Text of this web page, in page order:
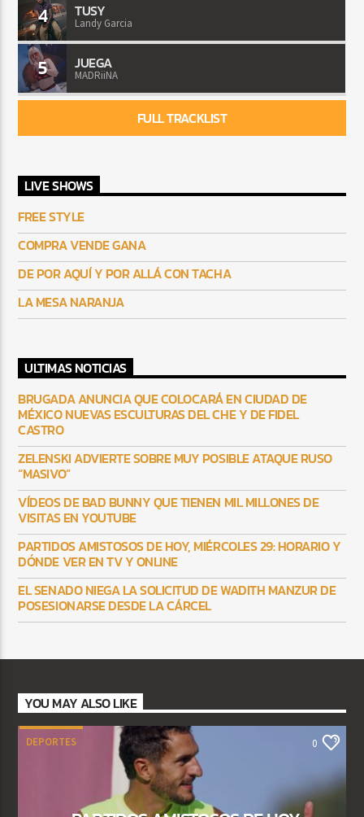
4 TUSY
Landy Garcia
5 JUEGA
MADRiiNA
FULL TRACKLIST
LIVE SHOWS
FREE STYLE
COMPRA VENDE GANA
DE POR AQUÍ Y POR ALLÁ CON TACHA
LA MESA NARANJA
ULTIMAS NOTICIAS
BRUGADA ANUNCIA QUE COLOCARÁ EN CIUDAD DE
MÉXICO NUEVAS ESCULTURAS DEL CHE Y DE FIDEL
CASTRO
ZELENSKI ADVIERTE SOBRE MUY POSIBLE ATAQUE RUSO
“MASIVO”
VÍDEOS DE BAD BUNNY QUE TIENEN MIL MILLONES DE
VISITAS EN YOUTUBE
PARTIDOS AMISTOSOS DE HOY, MIÉRCOLES 29: HORARIO Y
DÓNDE VER EN TV Y ONLINE
EL SENADO NIEGA LA SOLICITUD DE WADITH MANZUR DE
POSESIONARSE DESDE LA CÁRCEL
YOU MAY ALSO LIKE
DEPORTES 0